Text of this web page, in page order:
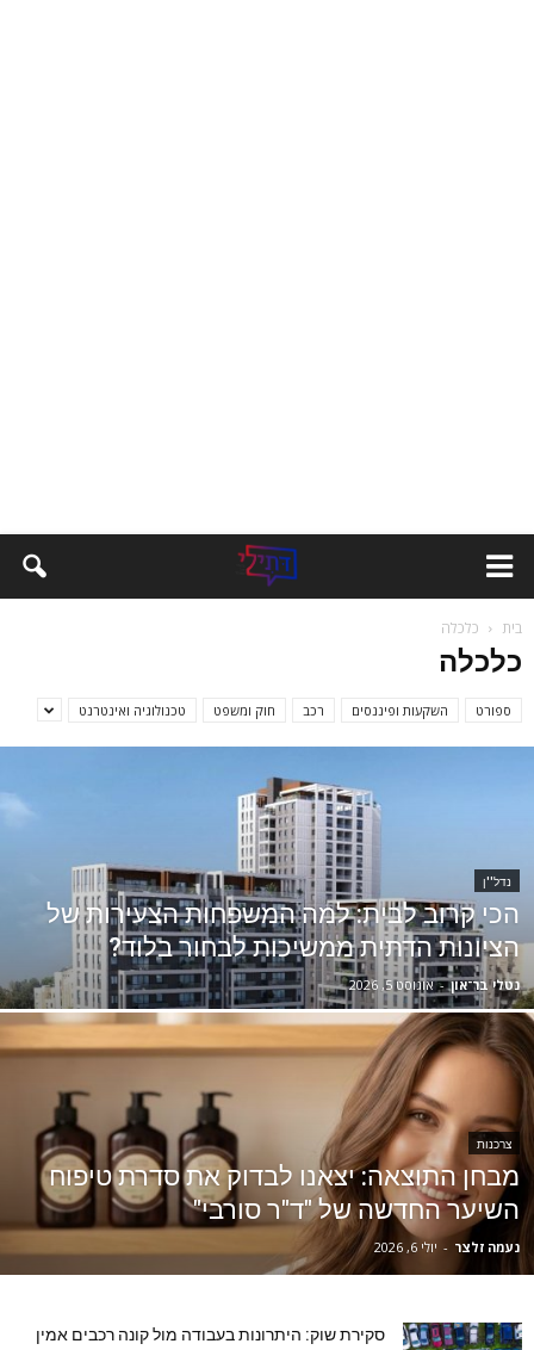
בית כלכלה
כלכלה
ספורט השקעות ופיננסים רכב חוק ומשפט טכנולוגיה ואינטרנט
נדל''ן
הכי קרוב לבית: למה המשפחות הצעירות של
הציונות הדתית ממשיכות לבחור בלוד?
נטלי בר־און - אוגוסט 5, 2026
צרכנות
מבחן התוצאה: יצאנו לבדוק את סדרת טיפוח
השיער החדשה של "ד"ר סורבי"
נעמה זלצר - יולי 6, 2026
סקירת שוק: היתרונות בעבודה מול קונה רכבים אמין